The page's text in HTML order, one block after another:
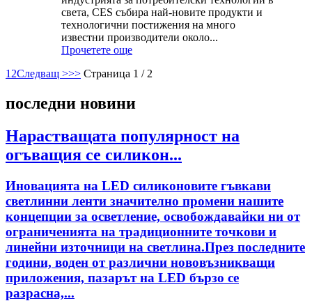
света, CES събира най-новите продукти и
технологични постижения на много
известни производители около...
Прочетете още
1 2Следващ >>> Страница 1 / 2
последни новини
Нарастващата популярност на
огъващия се силикон...
Иновацията на LED силиконовите гъвкави
светлинни ленти значително промени нашите
концепции за осветление, освобождавайки ни от
ограниченията на традиционните точкови и
линейни източници на светлина.През последните
години, воден от различни нововъзникващи
приложения, пазарът на LED бързо се
разрасна,...